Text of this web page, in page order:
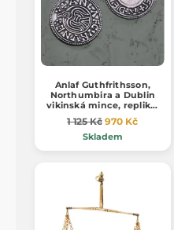
Anlaf Guthfrithsson,
Northumbira a Dublin
vikinská mince, replika,
stříbro 925
1 125 Kč 970 Kč
Skladem